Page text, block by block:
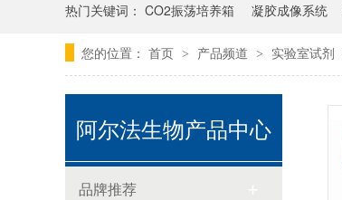
热门关键词： CO2振荡培养箱 凝胶成像系统
您的位置： 首页 > 产品频道 > 实验室试剂
阿尔法生物产品中心
品牌推荐